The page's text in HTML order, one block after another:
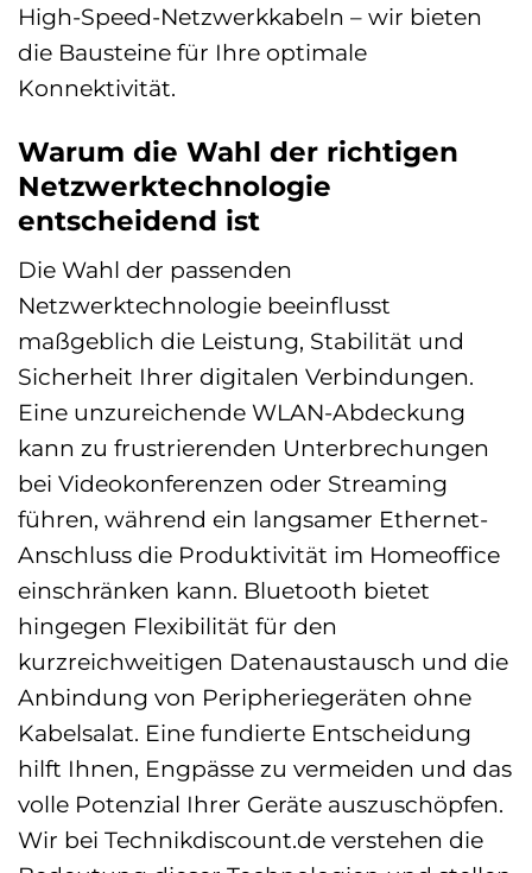
High-Speed-Netzwerkkabeln – wir bieten
die Bausteine für Ihre optimale
Konnektivität.
Warum die Wahl der richtigen
Netzwerktechnologie
entscheidend ist
Die Wahl der passenden
Netzwerktechnologie beeinflusst
maßgeblich die Leistung, Stabilität und
Sicherheit Ihrer digitalen Verbindungen.
Eine unzureichende WLAN-Abdeckung
kann zu frustrierenden Unterbrechungen
bei Videokonferenzen oder Streaming
führen, während ein langsamer Ethernet-
Anschluss die Produktivität im Homeoffice
einschränken kann. Bluetooth bietet
hingegen Flexibilität für den
kurzreichweitigen Datenaustausch und die
Anbindung von Peripheriegeräten ohne
Kabelsalat. Eine fundierte Entscheidung
hilft Ihnen, Engpässe zu vermeiden und das
volle Potenzial Ihrer Geräte auszuschöpfen.
Wir bei Technikdiscount.de verstehen die